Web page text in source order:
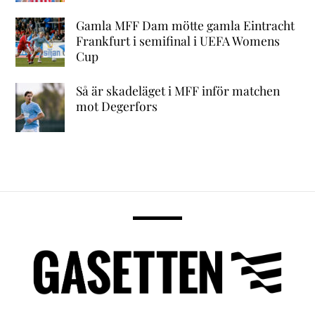
Gamla MFF Dam mötte gamla Eintracht
Frankfurt i semifinal i UEFA Womens
Cup
Så är skadeläget i MFF inför matchen
mot Degerfors